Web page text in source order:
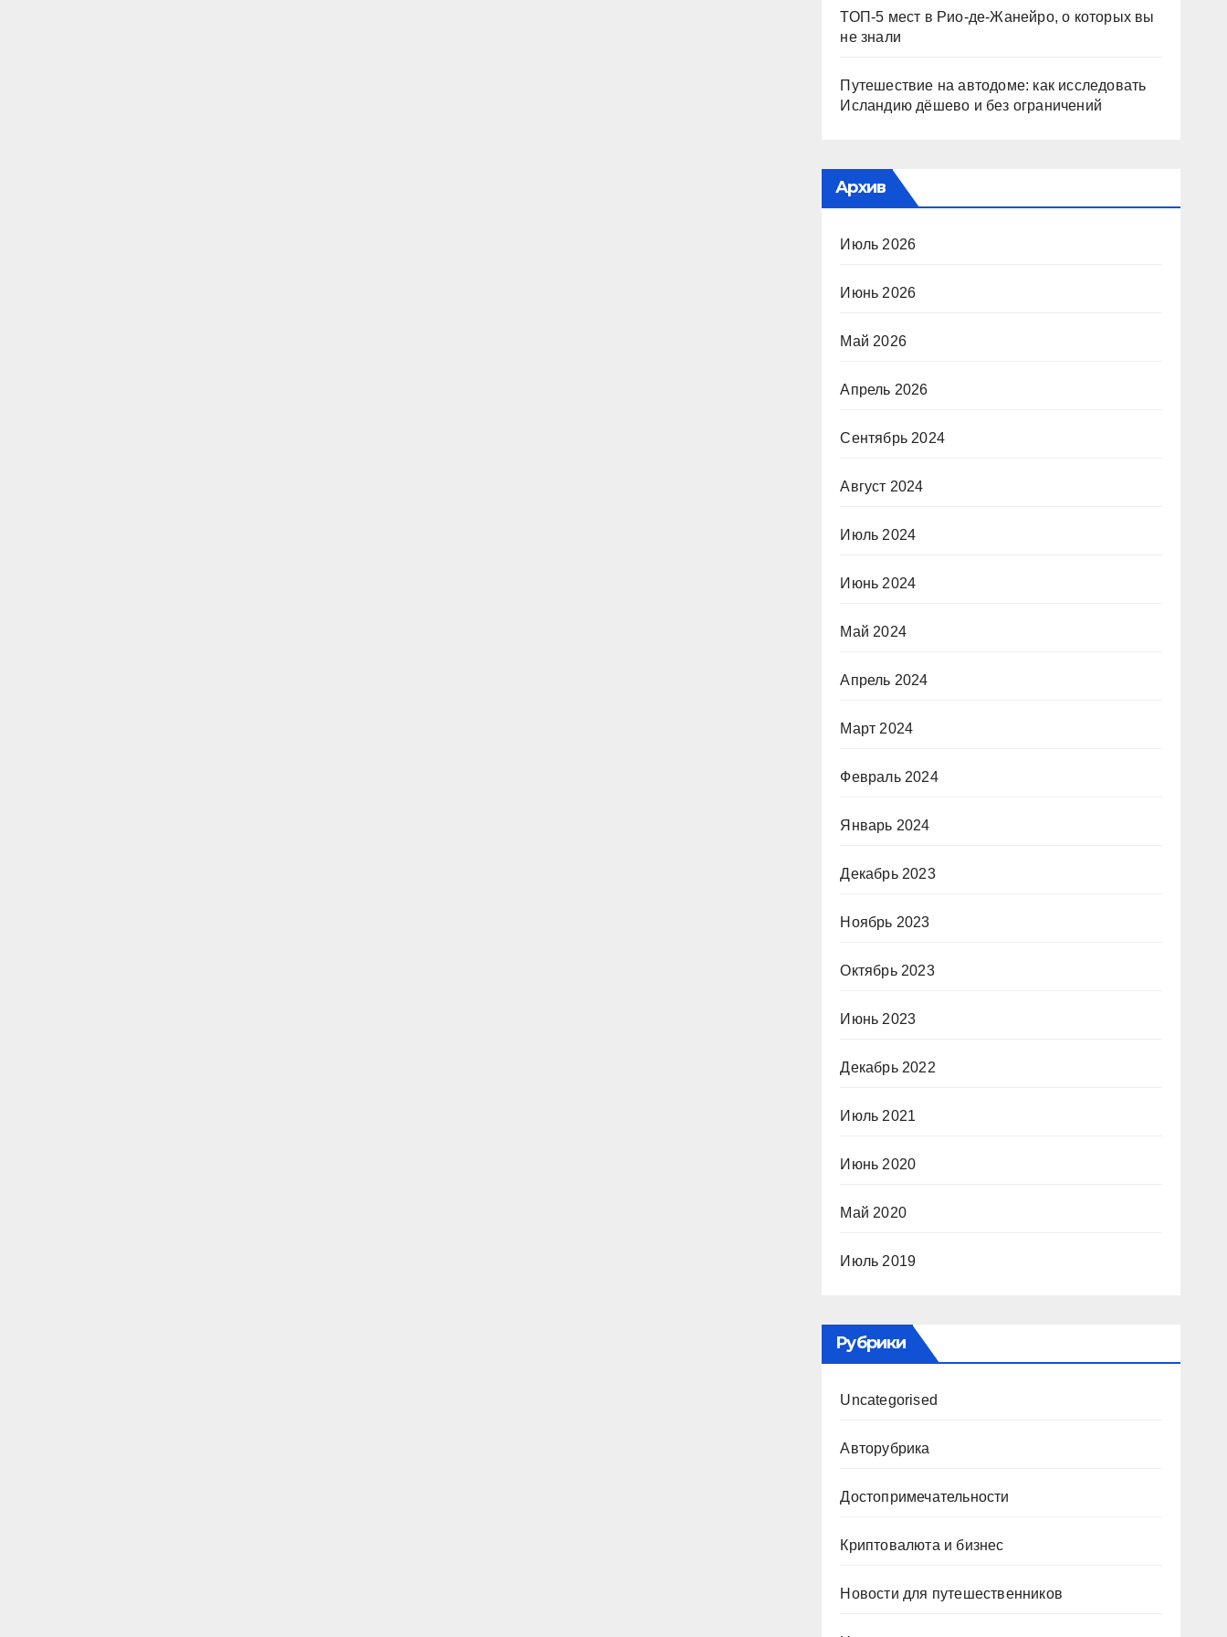
ТОП-5 мест в Рио-де-Жанейро, о которых вы
не знали
Путешествие на автодоме: как исследовать
Исландию дёшево и без ограничений
Архив
Июль 2026
Июнь 2026
Май 2026
Апрель 2026
Сентябрь 2024
Август 2024
Июль 2024
Июнь 2024
Май 2024
Апрель 2024
Март 2024
Февраль 2024
Январь 2024
Декабрь 2023
Ноябрь 2023
Октябрь 2023
Июнь 2023
Декабрь 2022
Июль 2021
Июнь 2020
Май 2020
Июль 2019
Рубрики
Uncategorised
Авторубрика
Достопримечательности
Криптовалюта и бизнес
Новости для путешественников